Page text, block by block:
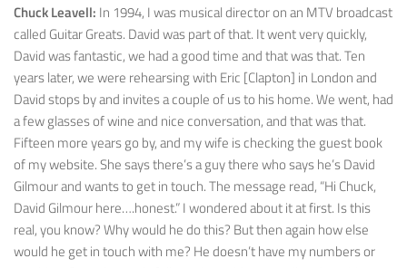
Chuck Leavell: In 1994, I was musical director on an MTV broadcast
called Guitar Greats. David was part of that. It went very quickly,
David was fantastic, we had a good time and that was that. Ten
years later, we were rehearsing with Eric [Clapton] in London and
David stops by and invites a couple of us to his home. We went, had
a few glasses of wine and nice conversation, and that was that.
Fifteen more years go by, and my wife is checking the guest book
of my website. She says there’s a guy there who says he’s David
Gilmour and wants to get in touch. The message read, “Hi Chuck,
David Gilmour here….honest.” I wondered about it at first. Is this
real, you know? Why would he do this? But then again how else
would he get in touch with me? He doesn’t have my numbers or